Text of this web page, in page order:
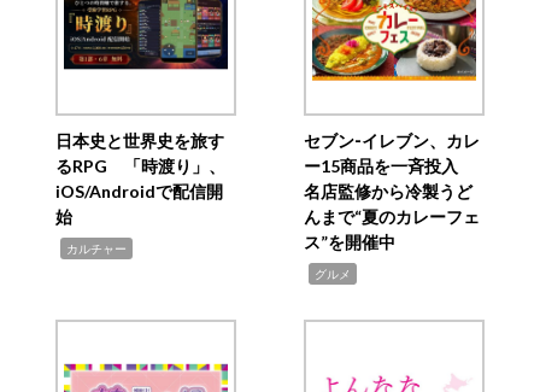
日本史と世界史を旅す
るRPG 「時渡り」、
iOS/Androidで配信開
始
カルチャー
セブン‐イレブン、カレ
ー15商品を一斉投入
名店監修から冷製うど
んまで“夏のカレーフェ
ス”を開催中
グルメ